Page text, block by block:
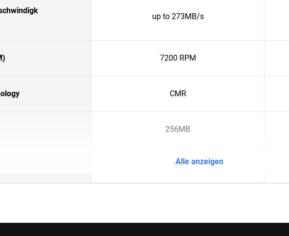
up to 273MB/s
7200 RPM
CMR
256MB
SE
Alle anzeigen